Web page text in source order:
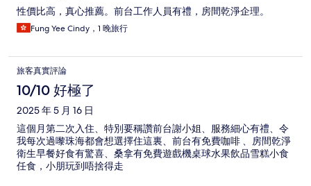
性價比高，真心推薦。前台工作人員有禮，房間乾淨企理。
Fung Yee Cindy，1 晚旅行
旅客真實評論
10/10 好極了
2025 年 5 月 16 日
這個月第二次入住、特別要稱讚前台謝小姐、服務細心有禮、令
我每次過嚟珠海都會想選擇住這裏、前台有免費咖啡 、房間乾淨
衛生早餐好食有驚喜、桑拿有免費遊戲機桌球水果飲品雪糕小食
任食，小朋玩到唔捨得走